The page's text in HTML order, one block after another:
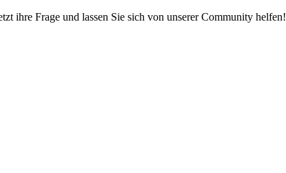
ihre Frage und lassen Sie sich von unserer Community helfen!